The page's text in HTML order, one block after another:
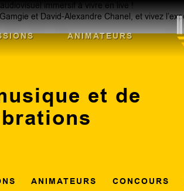
ANIMATEURS
immersif à vivre en live !
et David-Alexandre Chanel, et vivez
et de
ANIMATEURS CONCOURS